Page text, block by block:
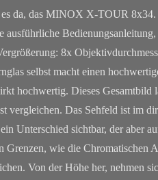
das MINOX X-TOUR 8x34.
ausführliche
8x
selbst macht einen
hochwertig. Dieses
vergleichen. Das Sehfeld ist im
Unterschied sichtbar, der aber
Grenzen, wie die
Von der Höhe her, nehmen